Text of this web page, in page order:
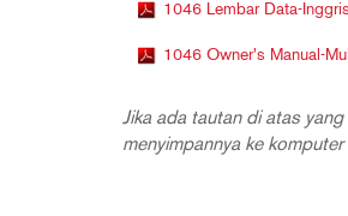
1046 Lembar Data-
1046 Owner's Manual-
Jika ada tautan di atas
menyimpannya ke komputer